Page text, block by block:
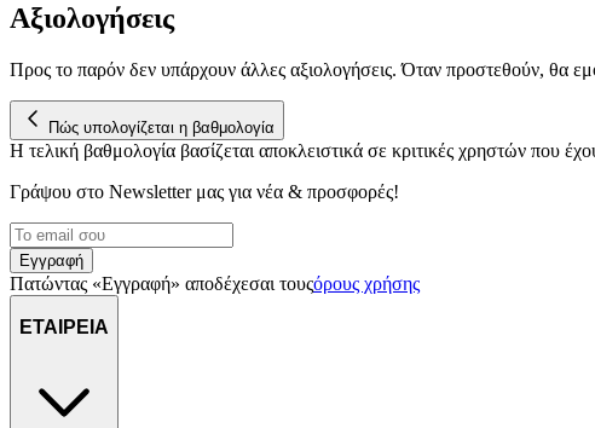
Αξιολογήσεις
Προς το παρόν δεν υπάρχουν άλλες αξιολογήσεις. Όταν προστεθούν, θα
Πώς υπολογίζεται η βαθμολογία
Η τελική βαθμολογία βασίζεται αποκλειστικά σε κριτικές χρηστών που
Γράψου στο Νewsletter μας για νέα & προσφορές!
Εγγραφή
Πατώντας «Εγγραφή» αποδέχεσαι τουςόρους χρήσης
ΕΤΑΙΡΕΙΑ